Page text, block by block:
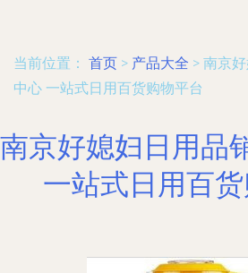
当前位置： 首页 > 产品大全 > 南京
中心 一站式日用百货购物平台
南京好媳妇日用品
一站式日用百